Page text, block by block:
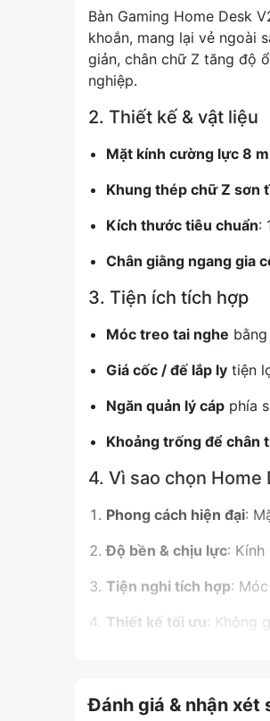
Bàn Gaming Home Desk
khoắn, mang lại vẻ ngoài
giản, chân chữ Z tăng độ
nghiệp.
2. Thiết kế & vật liệu
Mặt kính cường lực 8
Khung thép chữ Z sơn
Kích thước tiêu chuẩn:
Chân giằng ngang gia
3. Tiện ích tích hợp
Móc treo tai nghe
Giá cốc / đế lắp ly tiện
Ngăn quản lý cáp phía
Khoảng trống để chân
4. Vì sao chọn Home
Phong cách hiện đại:
Độ bền & chịu lực:
Tiện nghi tích hợp:
Thiết kế tối ưu: Không
5. Kết luận
Đánh giá & nhận xét